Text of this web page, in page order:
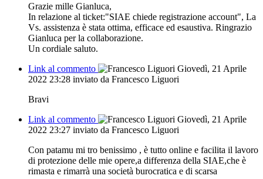
Grazie mille Gianluca,
In relazione al ticket:"SIAE chiede registrazione account", La
Vs. assistenza è stata ottima, efficace ed esaustiva. Ringrazio
Gianluca per la collaborazione.
Un cordiale saluto.
Link al commento
Giovedì, 21 Aprile
2022 23:28 inviato da Francesco Liguori
Bravi
Link al commento
Giovedì, 21 Aprile
2022 23:27 inviato da Francesco Liguori
Con patamu mi tro benissimo , è tutto online e facilita il lavoro
di protezione delle mie opere,a differenza della SIAE,che è
rimasta e rimarrà una società burocratica e di scarsa